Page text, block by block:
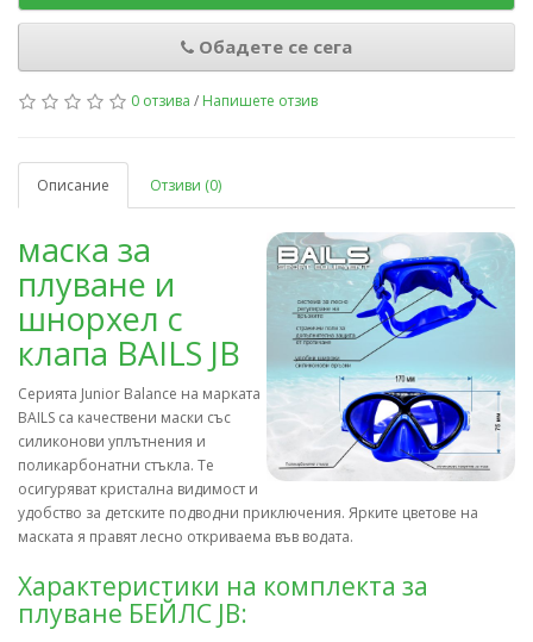
Обадете се сега
0 отзива / Напишете отзив
Описание Отзиви (0)
маска за
плуване и
шнорхел с
клапа BAILS JB
Серията Junior Balance на марката
BAILS са качествени маски със
силиконови уплътнения и
поликарбонатни стъкла. Те
осигуряват кристална видимост и
удобство за детските подводни приключения. Ярките цветове на
маската я правят лесно откриваема във водата.
Характеристики на комплекта за
плуване БЕЙЛС JB: